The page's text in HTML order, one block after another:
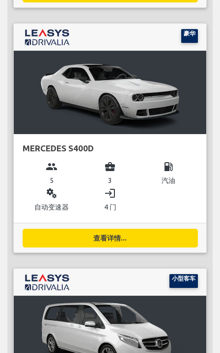
豪华
MERCEDES S400D
group
5
business_center
3
local_gas_station
汽油
miscellaneous_services
自动变速器
login
4 门
查看详情...
小型客车